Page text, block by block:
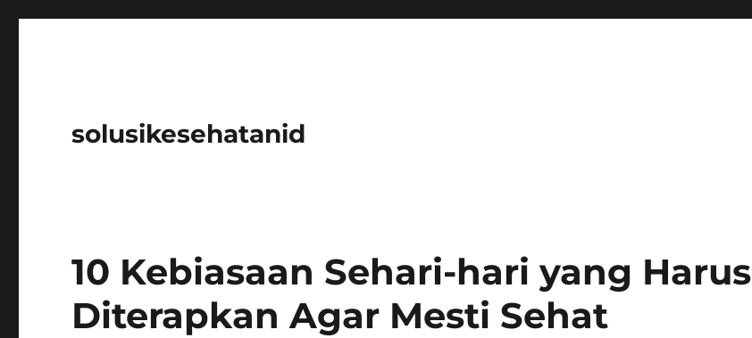
solusikesehatanid
10 Kebiasaan Sehari-hari yang Harus
Diterapkan Agar Mesti Sehat